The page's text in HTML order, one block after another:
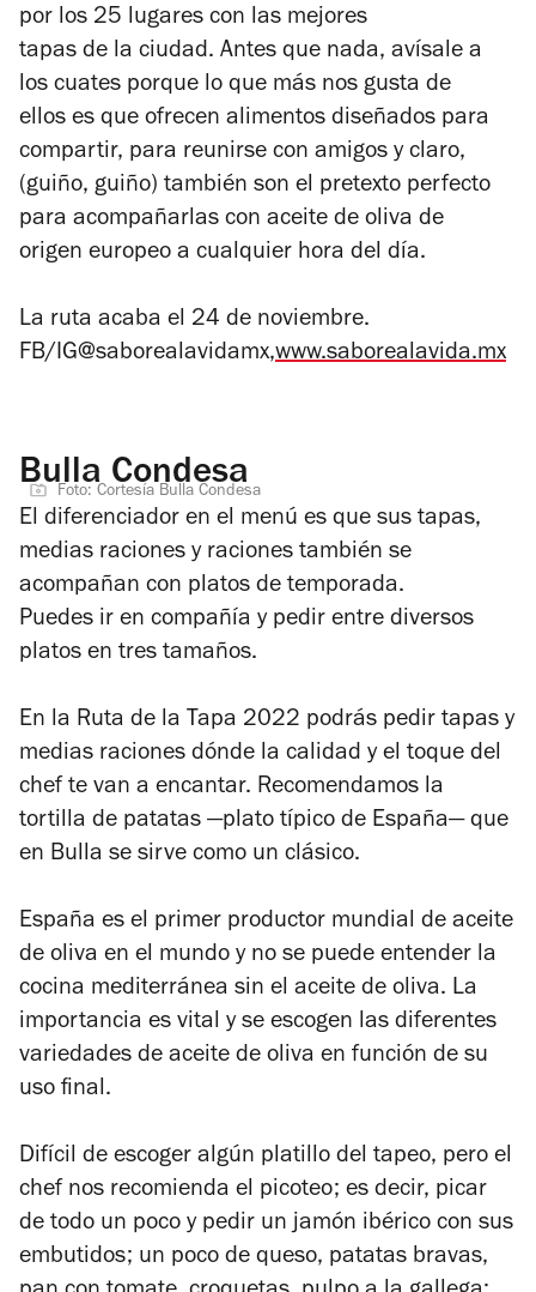
por los 25 lugares con las mejores
tapas de la ciudad. Antes que nada, avísale a
los cuates porque lo que más nos gusta de
ellos es que ofrecen alimentos diseñados para
compartir, para reunirse con amigos y claro,
(guiño, guiño) también son el pretexto perfecto
para acompañarlas con aceite de oliva de
origen europeo a cualquier hora del día.
La ruta acaba el 24 de noviembre.
FB/IG@saborealavidamx,www.saborealavida.mx
Bulla Condesa
Foto: Cortesía Bulla Condesa
El diferenciador en el menú es que sus tapas,
medias raciones y raciones también se
acompañan con platos de temporada.
Puedes ir en compañía y pedir entre diversos
platos en tres tamaños.
En la Ruta de la Tapa 2022 podrás pedir tapas y
medias raciones dónde la calidad y el toque del
chef te van a encantar. Recomendamos la
tortilla de patatas —plato típico de España— que
en Bulla se sirve como un clásico.
España es el primer productor mundial de aceite
de oliva en el mundo y no se puede entender la
cocina mediterránea sin el aceite de oliva. La
importancia es vital y se escogen las diferentes
variedades de aceite de oliva en función de su
uso final.
Difícil de escoger algún platillo del tapeo, pero el
chef nos recomienda el picoteo; es decir, picar
de todo un poco y pedir un jamón ibérico con sus
embutidos; un poco de queso, patatas bravas,